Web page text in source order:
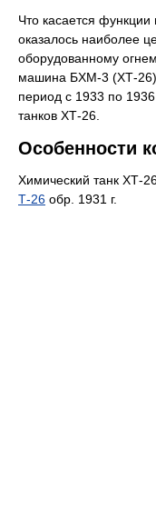
Что касается
оказалось наиболее
оборудованному
машина БХМ-3 (ХТ-26)
период с 1933 по
танков ХТ-26.
Особенности
Химический танк ХТ-
Т-26 обр. 1931 г.